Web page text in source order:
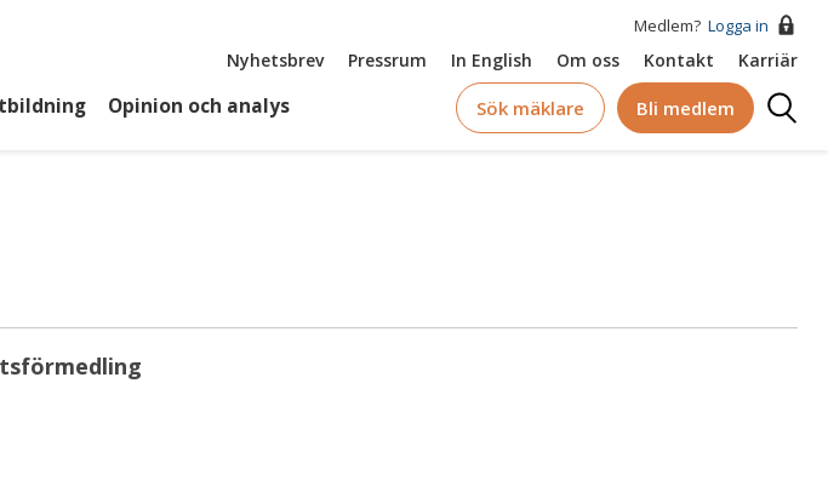
Medlem? Logga in
Top
Nyhetsbrev Pressrum In English Om oss Kontakt Karriär
Opinion och analys Sök mäklare Bli medlem
Logga